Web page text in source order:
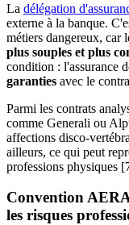
La délégation
externe à la banque.
métiers dangereux, car
plus souples et plus
condition : l'assurance
garanties avec le
Parmi les contrats
comme Generali ou
affections disco-
ailleurs, ce qui peut
professions physiques
Convention
les risques